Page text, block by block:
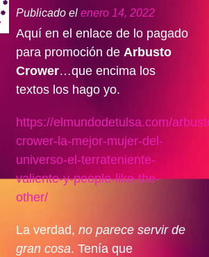
Publicado el enero 14, 2022
Aquí en el enlace de lo pagado
para promoción de Arbusto
Crower…que encima los
textos los hago yo.
https://elmundodetulsa.com/
crower-la-mejor-mujer-del-
universo-el-terrateniente-
valiente-y-people-like-the-
other/
La verdad, no parece servir de
gran cosa. Tenía que